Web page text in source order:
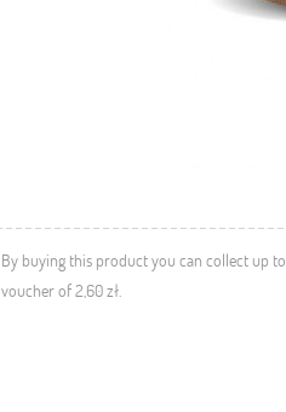
By buying this product you can collect up to
voucher of2,60 zł.